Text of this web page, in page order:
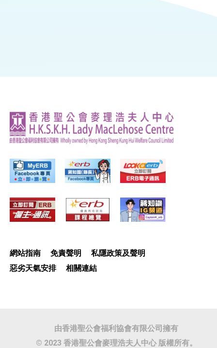
網站指南 免責聲明
私隱政策及聲明
惡劣天氣安排
相關連結
由香港聖公會福利協會有限公司擁有
© 2023 香港聖公會麥理浩夫人中心 版權所有。